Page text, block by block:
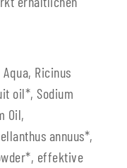
Ricinus
oil*, Sodium
Oil,
annuus*,
effektive